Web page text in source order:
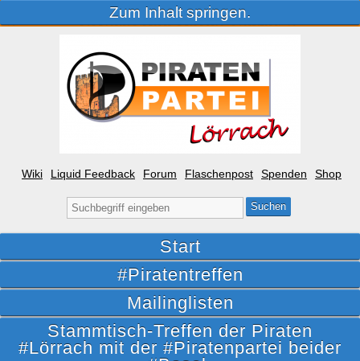
Zum Inhalt springen.
Wiki Liquid Feedback Forum Flaschenpost Spenden Shop
Suche
nach:
Start
#Piratentreffen
Mailinglisten
Stammtisch-Treffen der Piraten
#Lörrach mit der #Piratenpartei beider